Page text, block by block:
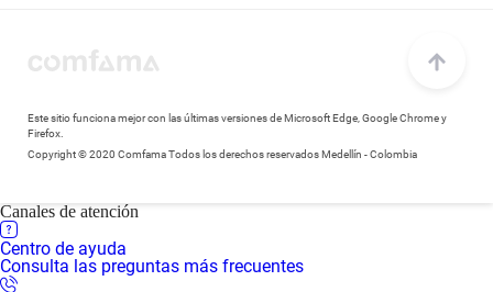
Este sitio funciona mejor con las últimas versiones de Microsoft Edge, Google Chrome y
Firefox.
Copyright © 2020 Comfama Todos los derechos reservados Medellín - Colombia
Canales de atención
Centro de ayuda
Consulta las preguntas más frecuentes